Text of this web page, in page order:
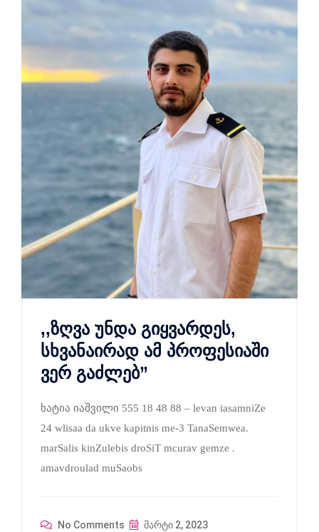
,,ზღვა უნდა გიყვარდეს,
სხვანაირად ამ პროფესიაში
ვერ გაძლებ”
ხატია იაშვილი 555 18 48 88 – levan iasamniZe
24 wlisaa da ukve kapitnis me-3 TanaSemwea.
marSalis kinZulebis droSiT mcurav gemze .
amavdroulad muSaobs
No Comments მარტი 2, 2023